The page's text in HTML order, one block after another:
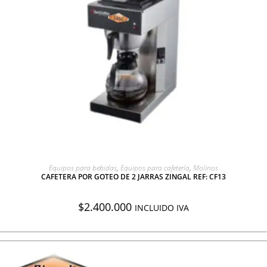
AGREGAR A COTIZACIÓN
Equipos para bebidas, Equipos para cafetería, Molinos
CAFETERA POR GOTEO DE 2 JARRAS ZINGAL REF: CF13
$2.400.000 INCLUIDO IVA